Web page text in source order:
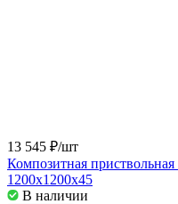
13 545 ₽/шт
Композитная
1200х1200х45
В наличии